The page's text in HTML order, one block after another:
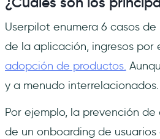
Userpilot enumera 6 casos
de la aplicación, ingresos por
adopción de productos.
y a menudo interrelacionados.
Por ejemplo, la prevención
de un onboarding de